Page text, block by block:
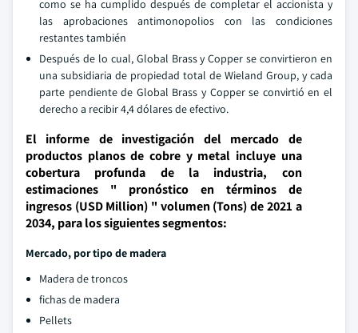
como se ha cumplido después de completar el accionista y
las aprobaciones antimonopolios con las condiciones
restantes también
Después de lo cual, Global Brass y Copper se convirtieron en
una subsidiaria de propiedad total de Wieland Group, y cada
parte pendiente de Global Brass y Copper se convirtió en el
derecho a recibir 4,4 dólares de efectivo.
El informe de investigación del mercado de
productos planos de cobre y metal incluye una
cobertura profunda de la industria, con
estimaciones " pronóstico en términos de
ingresos (USD Million) " volumen (Tons) de 2021 a
2034, para los siguientes segmentos:
Mercado, por tipo de madera
Madera de troncos
fichas de madera
Pellets